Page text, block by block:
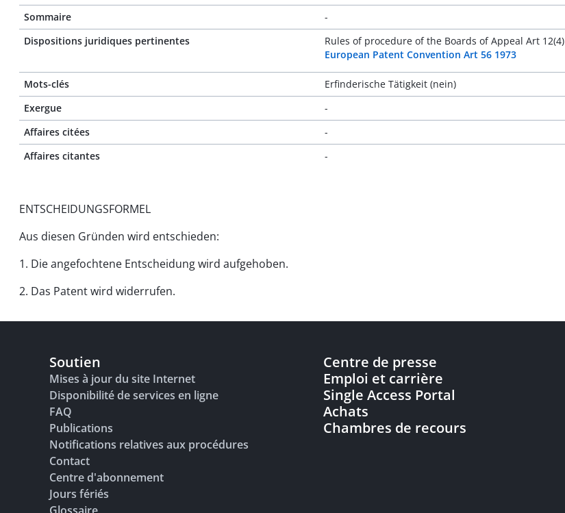
Sommaire
-
Dispositions juridiques pertinentes
Rules of procedure of the Boards of Appeal Art 12(4)
European Patent Convention Art 56 1973
Mots-clés
Erfinderische Tätigkeit (nein)
Exergue
-
Affaires citées
-
Affaires citantes
-
ENTSCHEIDUNGSFORMEL
Aus diesen Gründen wird entschieden:
1. Die angefochtene Entscheidung wird aufgehoben.
2. Das Patent wird widerrufen.
Soutien
Mises à jour du site Internet
Disponibilité de services en ligne
FAQ
Publications
Notifications relatives aux procédures
Contact
Centre d'abonnement
Jours fériés
Centre de presse
Emploi et carrière
Single Access Portal
Achats
Chambres de recours